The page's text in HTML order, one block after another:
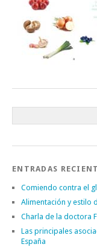
ENTRADAS
Comiendo contra el
Alimentación y estilo
Charla de la doctora
Las principales
España